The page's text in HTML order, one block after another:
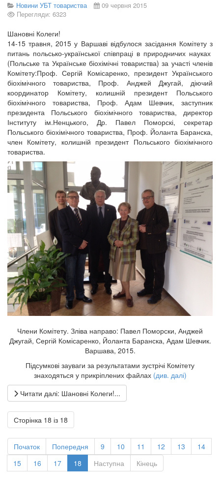
Новини УБТ товариства
09 червня 2015
Перегляди: 6323
Шановні Колеги!
14-15 травня, 2015 у Варшаві відбулося засідання Комітету з
питань польсько-української співпраці в природничих науках
(Польське та Українське біохімічні товариства) за участі членів
Комітету:Проф. Сергій Комісаренко, президент Українського
біохімічного товариства, Проф. Анджей Джугай, діючий
координатор Комітету, колишній президент Польського
біохімічного товариства, Проф. Адам Шевчик, заступник
президента Польського біохімічного товариства, директор
Інституту ім.Ненцького, Др. Павел Поморскі, секретар
Польського біохімічного товариства, Проф. Йоланта Баранска,
член Комітету, колишній президент Польського біохімічного
товариства.
Члени Комітету. Зліва направо: Павел Поморски, Анджей
Джугай, Сергій Комісаренко, Йоланта Баранска, Адам Шевчик.
Варшава, 2015.
Підсумкові зауваги за результатами зустрічі Комітету
знаходяться у прикріплених файлах (див. далі)
Читати далі: Шановні Колеги!...
Сторінка 18 із 18
Початок Попередня 9 10 11 12 13
14
15
16 17 18 Наступна Кінець